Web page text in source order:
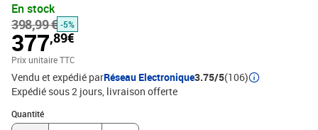
est réglable en hauteur selon vos préférences. La tête de lit vous
offre un excellent soutien du dos lorsque vous êtes assis dans
votre lit pour lire ou regarder la télévision.Matelas à ressorts
ensachés : le ressort ensaché individuel intégré est connu pour sa
très haute qualité tout en assurant un haut niveau de durabilité et
d'adaptabilité. Il peut absorber efficacement le bruit et les chocs
causés par les sauts et les rotations.Support moyen-dur : ce
matelas de lit offre une stabilité accrue et juste le niveau de
En stock
398,99 € -5%
377,89€
Prix unitaire TTC
Vendu et expédié parRéseau Electronique3.75/5(106)
Expédié sous 2 jours livraison offerte
Quantité
Quantité : 1